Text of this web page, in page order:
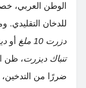
الوطن العربي،
للدخان
دزرت 10 ملغ
أو
تنباك ديزرت، ظن
ضررًا من التدخين،